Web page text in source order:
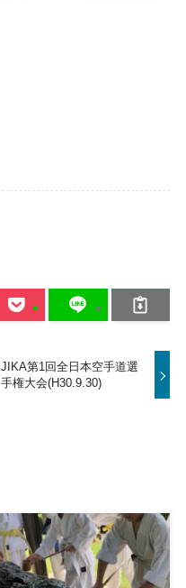
JIKA第1回全日本空手道選
手権大会(H30.9.30)